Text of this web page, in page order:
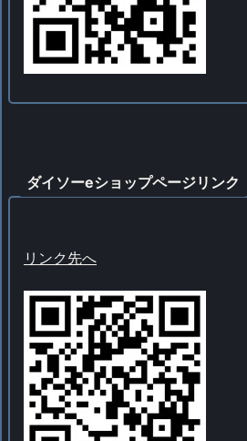
ダイソーeショップページリンク
リンク先へ